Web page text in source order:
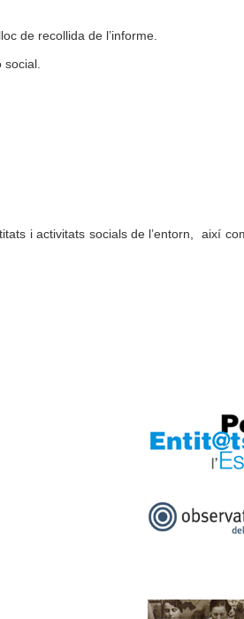
de recollida de l’informe.
i activitats socials de l’entorn, així